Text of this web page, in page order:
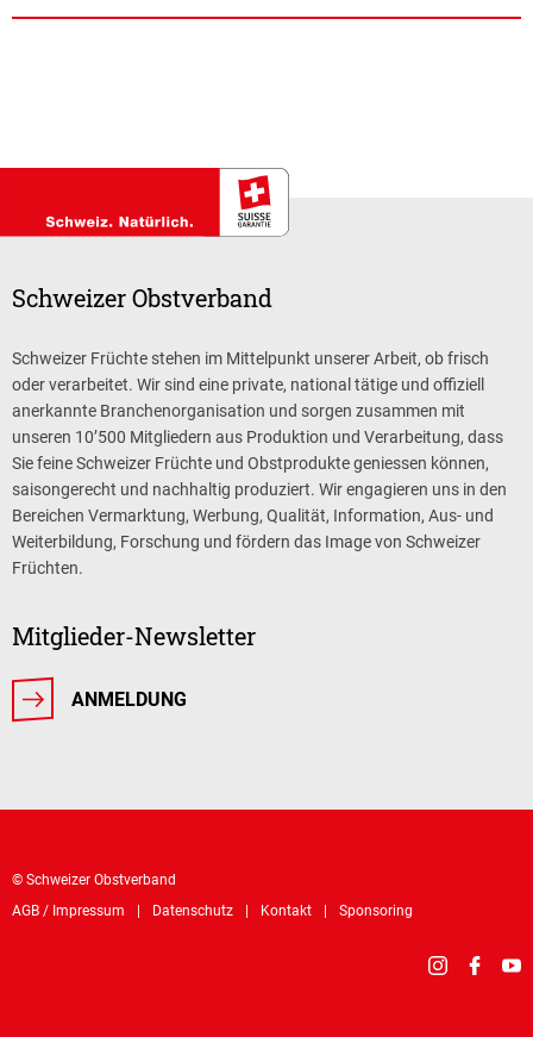
Schweizer Obstverband
Schweizer Früchte stehen im Mittelpunkt unserer Arbeit, ob frisch
oder verarbeitet. Wir sind eine private, national tätige und offiziell
anerkannte Branchenorganisation und sorgen zusammen mit
unseren 10’500 Mitgliedern aus Produktion und Verarbeitung, dass
Sie feine Schweizer Früchte und Obstprodukte geniessen können,
saisongerecht und nachhaltig produziert. Wir engagieren uns in den
Bereichen Vermarktung, Werbung, Qualität, Information, Aus- und
Weiterbildung, Forschung und fördern das Image von Schweizer
Früchten.
Mitglieder-Newsletter
ANMELDUNG
© Schweizer Obstverband
AGB / Impressum
Datenschutz Kontakt Sponsoring